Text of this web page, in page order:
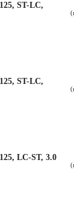
ST-LC,
ST-LC,
LC-ST, 3.0